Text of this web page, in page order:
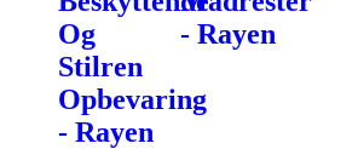
Og
Stilren
Opbevaring
- Rayen
- Rayen